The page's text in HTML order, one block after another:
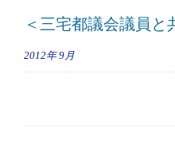
＜三宅都議会議員と
2012年 9月